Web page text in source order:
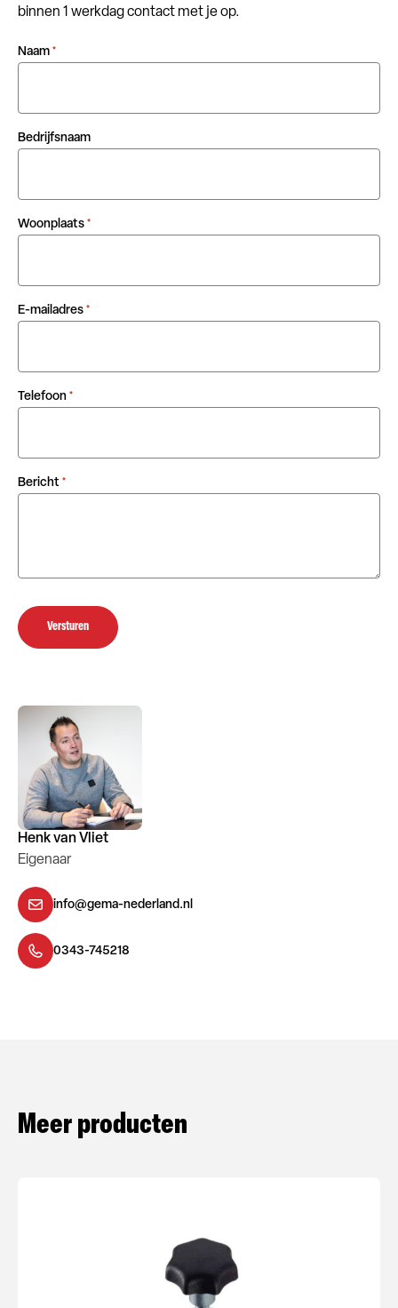
Henk van Vliet
Eigenaar
info@gema-nederland.nl
0343-745218
binnen 1 werkdag contact met je op.
Naam *
Bedrijfsnaam
Woonplaats *
E-mailadres *
Telefoon *
Bericht *
Versturen
Meer producten